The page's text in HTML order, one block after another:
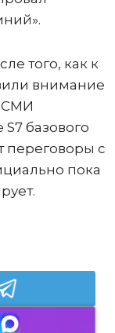
того, как к
внимание
СМИ
базового
переговоры с
пока